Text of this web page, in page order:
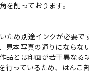
を削っております。
ため別途インクが必要です
見本写真の通りにならな
品とは印面が若干異なる
行っているため、はん